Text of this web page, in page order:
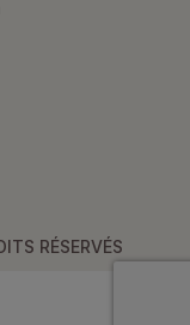
RÉSERVÉS